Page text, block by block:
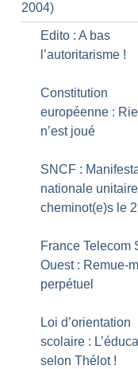
2004)
Edito : A bas
l’autoritarisme !
Constitution
européenne :
n’est joué
SNCF :
nationale
cheminot(e)s le
France Telecom
Ouest : Remue-
perpétuel
Loi d’orientation
scolaire :
selon Thélot !